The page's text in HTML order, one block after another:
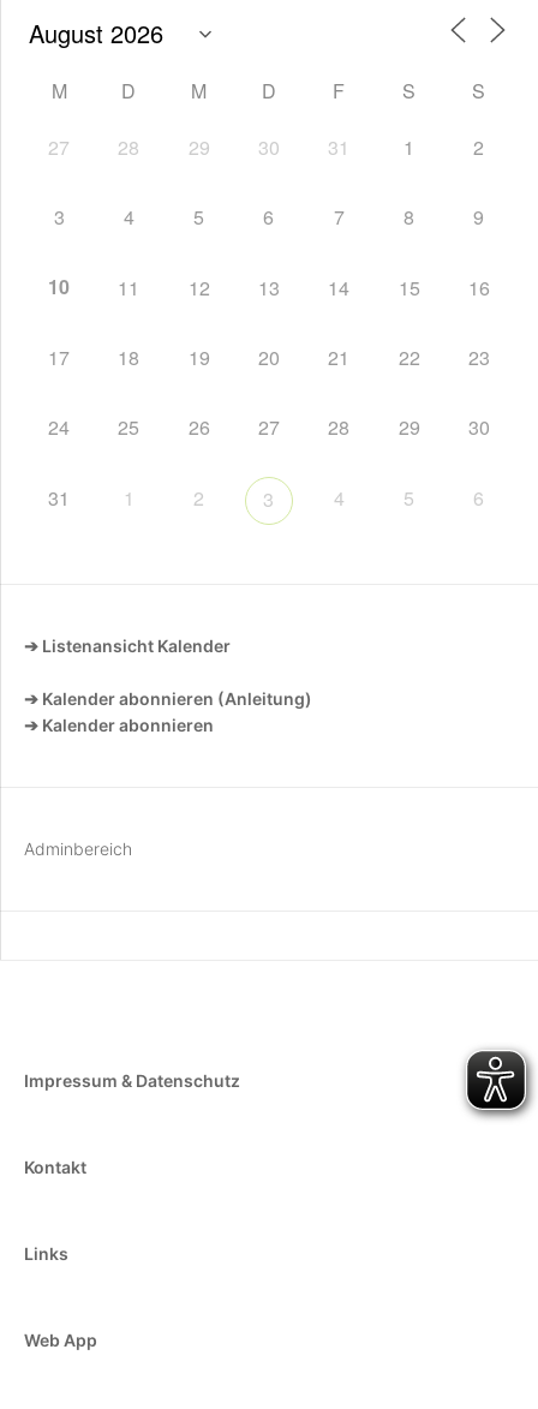
M D M D F S S
27 28 29 30 31 1 2
3 4 5 6 7 8 9
10 11 12 13 14 15 16
17 18 19 20 21 22 23
24 25 26 27 28 29 30
31 1 2 3 4 5 6
➔ Listenansicht Kalender
➔ Kalender abonnieren (Anleitung)
➔ Kalender abonnieren
Adminbereich
Impressum & Datenschutz
Kontakt
Links
Web App